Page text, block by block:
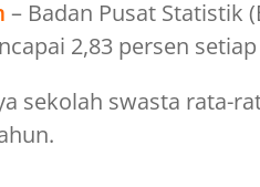
– Badan Pusat Statistik
2,83 persen
sekolah swasta rata-